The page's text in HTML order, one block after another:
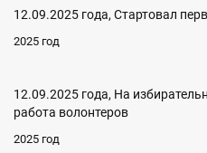
12.09.2025 года, Стартовал
2025 год
12.09.2025 года, На
работа волонтеров
2025 год